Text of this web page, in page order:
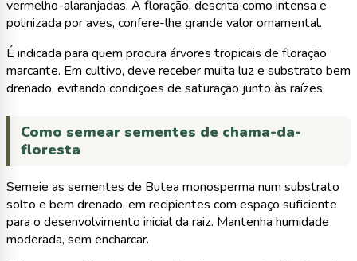
vermelho-alaranjadas. A floração, descrita como intensa e
polinizada por aves, confere-lhe grande valor ornamental.
É indicada para quem procura árvores tropicais de floração
marcante. Em cultivo, deve receber muita luz e substrato bem
drenado, evitando condições de saturação junto às raízes.
Como semear sementes de chama-da-
floresta
Semeie as sementes de Butea monosperma num substrato
solto e bem drenado, em recipientes com espaço suficiente
para o desenvolvimento inicial da raiz. Mantenha humidade
moderada, sem encharcar.